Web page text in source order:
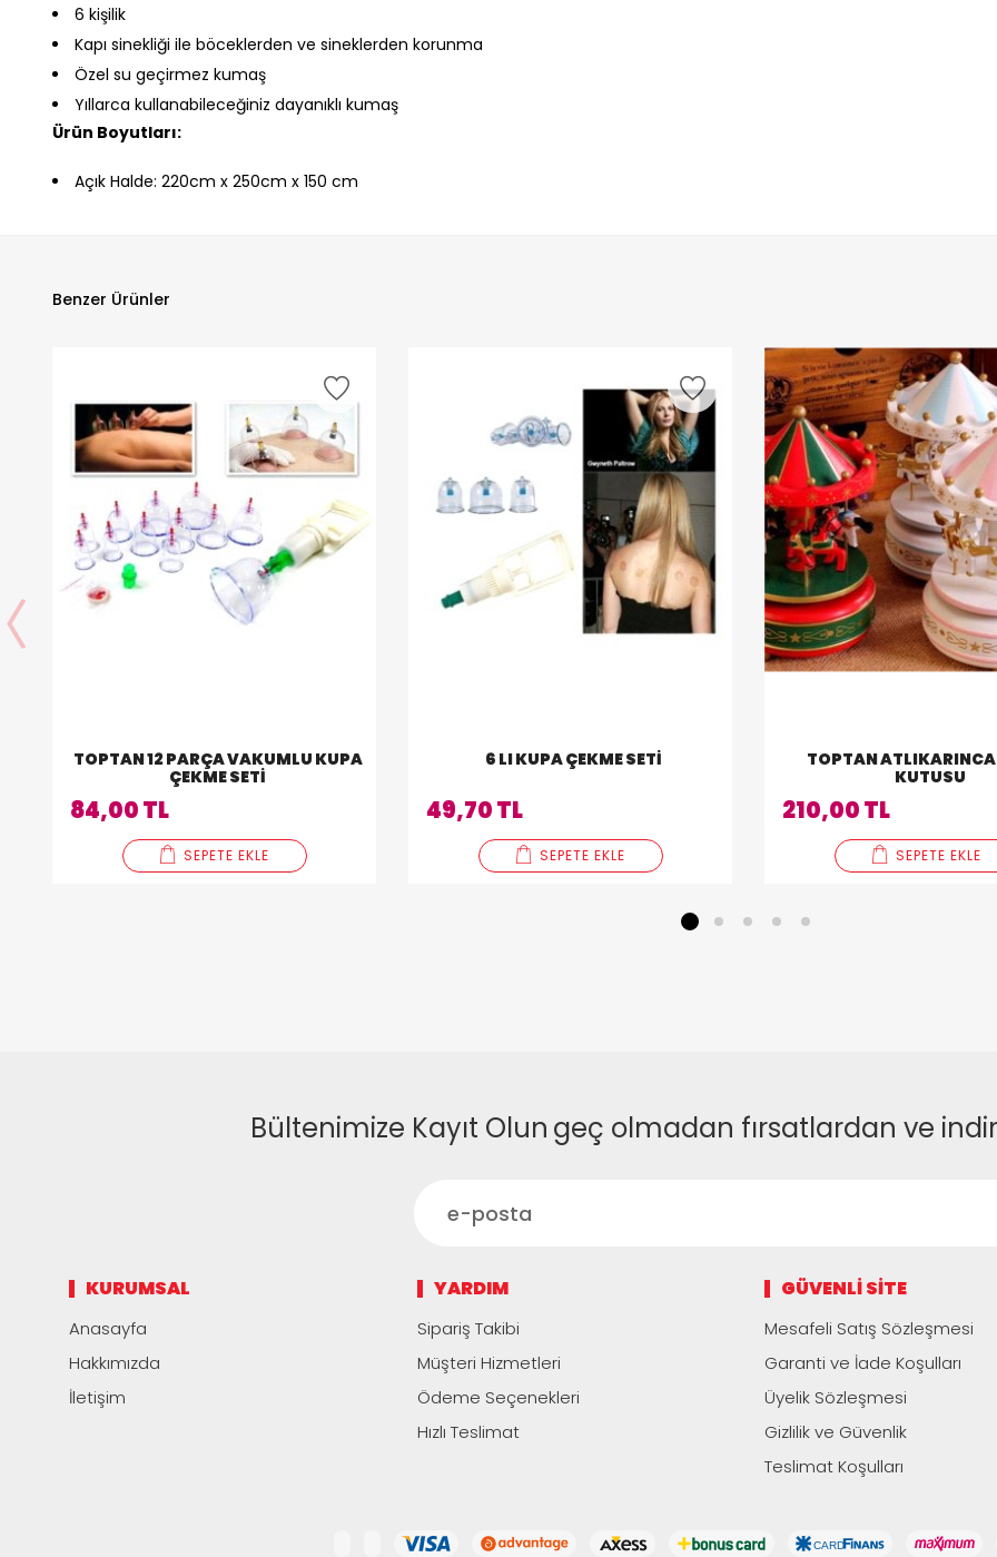
6 kişilik
Kapı sinekliği ile böceklerden ve sineklerden korunma
Özel su geçirmez kumaş
Yıllarca kullanabileceğiniz dayanıklı kumaş
Ürün Boyutları:
Açık Halde: 220cm x 250cm x 150 cm
Benzer Ürünler
TOPTAN 12 PARÇA VAKUMLU KUPA
ÇEKME SETI
84,00 TL
SEPETE EKLE
6 LI KUPA ÇEKME SETI
49,70 TL
SEPETE EKLE
TOPTAN
KUTUSU
210,00 TL
SEPETE EKLE
2 3 4 5
Bültenimize Kayıt Olun geç olmadan fırsatlardan ve
KURUMSAL
Anasayfa
Hakkımızda
İletişim
YARDIM
Sipariş Takibi
Müşteri Hizmetleri
Ödeme Seçenekleri
Hızlı Teslimat
GÜVENLI SITE
Mesafeli Satış Sözleşmesi
Garanti ve İade Koşulları
Üyelik Sözleşmesi
Gizlilik ve Güvenlik
Teslimat Koşulları